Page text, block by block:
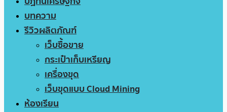
บทความ
รีวิวผลิตภัณฑ์
เว็บซื้อขาย
กระเป๋าเก็บเหรียญ
เครื่องขุด
เว็บขุดแบบ Cloud Mining
ห้องเรียน